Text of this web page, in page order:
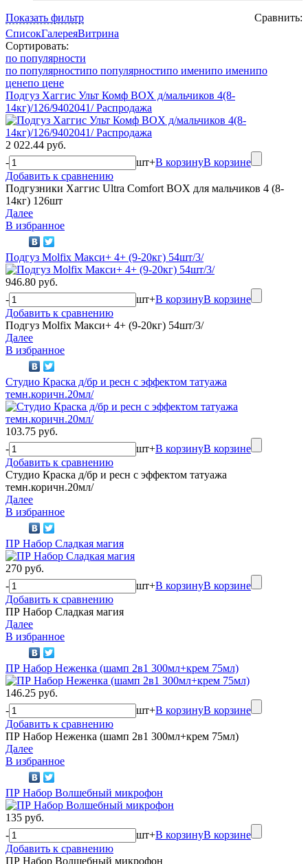
Показать фильтр
Сравнить:
СписокГалереяВитрина
Сортировать:
по популярности
по популярностипо популярностипо именипо именипо
ценепо цене
Подгуз Хаггис Ульт Комф BOX д/мальчиков 4(8-
14кг)/126/9402041/ Распродажа
2 022.44 руб.
-
шт+В корзинуВ корзине
Добавить к сравнению
Подгузники Хаггис Ultra Comfort BOX для мальчиков 4 (8-
14кг) 126шт
Далее
В избранное
Подгуз Molfix Макси+ 4+ (9-20кг) 54шт/3/
946.80 руб.
-
шт+В корзинуВ корзине
Добавить к сравнению
Подгуз Molfix Макси+ 4+ (9-20кг) 54шт/3/
Далее
В избранное
Студио Краска д/бр и ресн с эффектом татуажа
темн.коричн.20мл/
103.75 руб.
-
шт+В корзинуВ корзине
Добавить к сравнению
Студио Краска д/бр и ресн с эффектом татуажа
темн.коричн.20мл/
Далее
В избранное
ПР Набор Сладкая магия
270 руб.
-
шт+В корзинуВ корзине
Добавить к сравнению
ПР Набор Сладкая магия
Далее
В избранное
ПР Набор Неженка (шамп 2в1 300мл+крем 75мл)
146.25 руб.
-
шт+В корзинуВ корзине
Добавить к сравнению
ПР Набор Неженка (шамп 2в1 300мл+крем 75мл)
Далее
В избранное
ПР Набор Волшебный микрофон
135 руб.
-
шт+В корзинуВ корзине
Добавить к сравнению
ПР Набор Волшебный микрофон